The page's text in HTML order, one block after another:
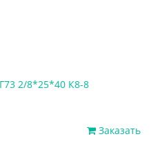
2/8*25*40 К8-8
Заказать